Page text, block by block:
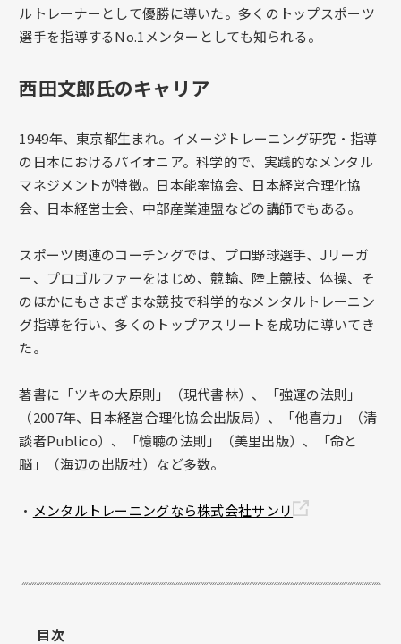
ルトレーナーとして優勝に導いた。多くのトップスポーツ
選手を指導するNo.1メンターとしても知られる。
西田文郎氏のキャリア
1949年、東京都生まれ。イメージトレーニング研究・指導
の日本におけるパイオニア。科学的で、実践的なメンタル
マネジメントが特徴。日本能率協会、日本経営合理化協
会、日本経営士会、中部産業連盟などの講師でもある。
スポーツ関連のコーチングでは、プロ野球選手、Jリーガ
ー、プロゴルファーをはじめ、競輪、陸上競技、体操、そ
のほかにもさまざまな競技で科学的なメンタルトレーニン
グ指導を行い、多くのトップアスリートを成功に導いてき
た。
著書に「ツキの大原則」（現代書林）、「強運の法則」
（2007年、日本経営合理化協会出版局）、「他喜力」（清
談者Publico）、「憶聴の法則」（美里出版）、「命と
脳」（海辺の出版社）など多数。
・ メンタルトレーニングなら株式会社サンリ
目次